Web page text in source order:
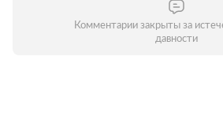
Комментарии закрыты за
давности